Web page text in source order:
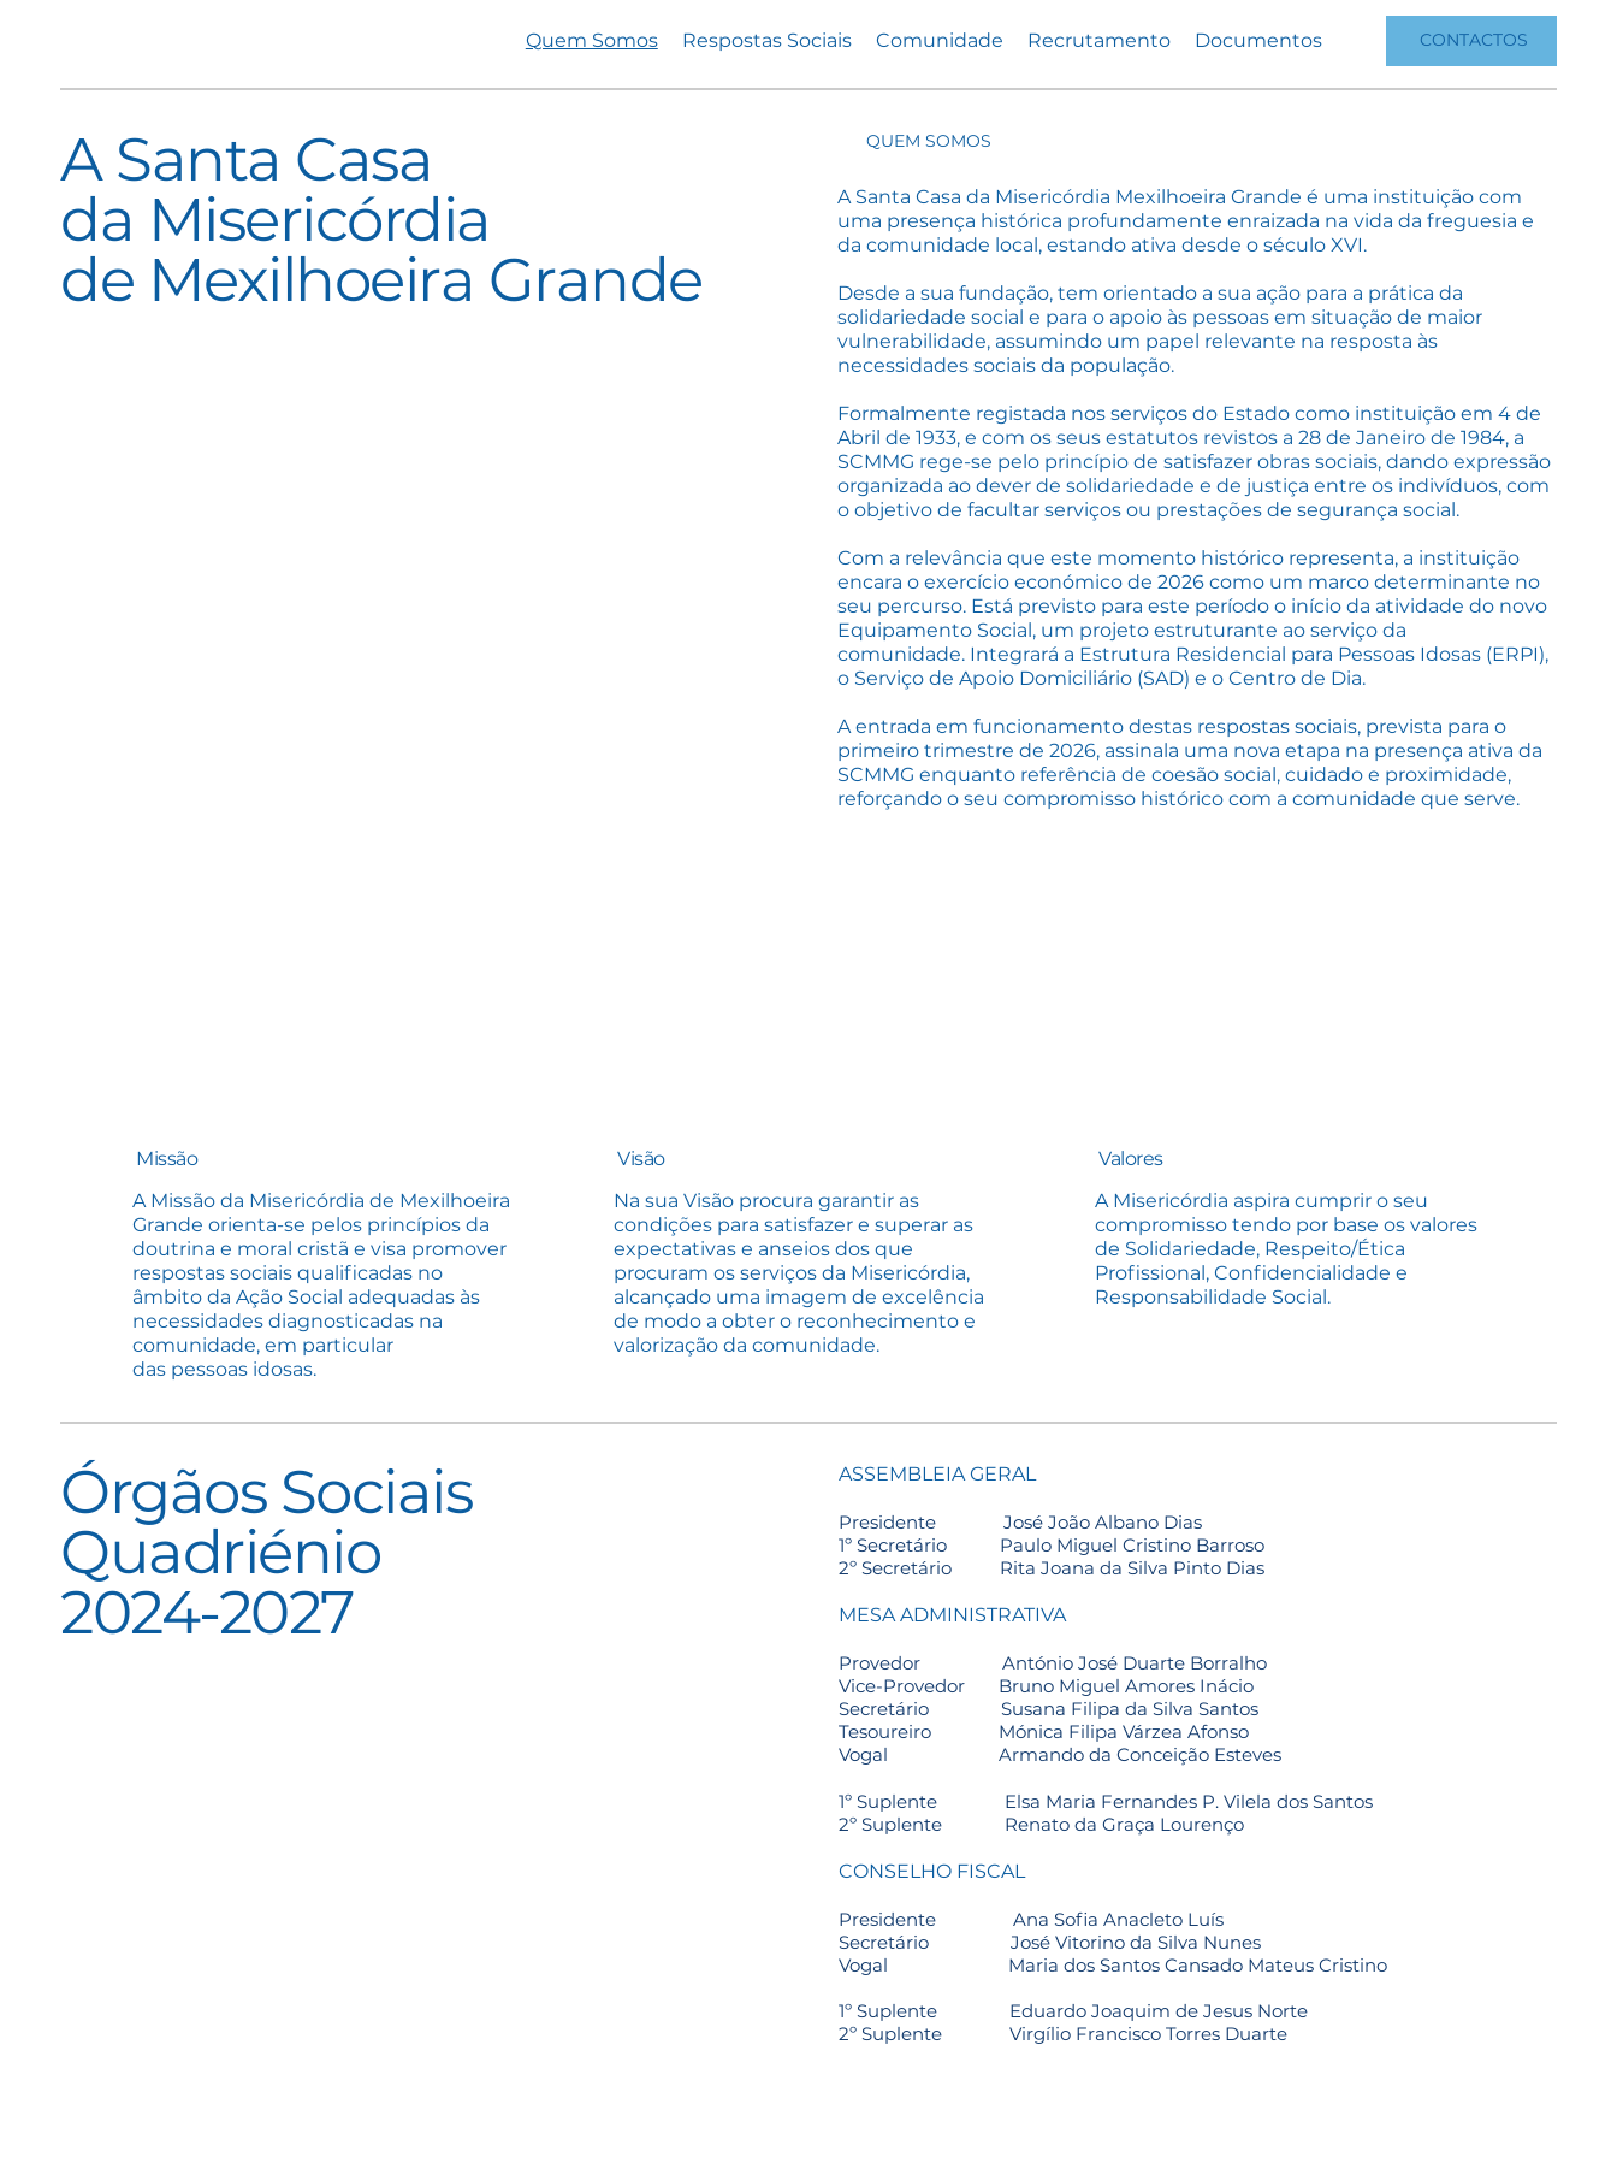
Quem Somos Respostas Sociais Comunidade Recrutamento Documentos CONTACTOS
A Santa Casa
da Misericórdia
de Mexilhoeira Grande
QUEM SOMOS
A Santa Casa da Misericórdia Mexilhoeira Grande é uma instituição com
uma presença histórica profundamente enraizada na vida da freguesia e
da comunidade local, estando ativa desde o século XVI.
Desde a sua fundação, tem orientado a sua ação para a prática da
solidariedade social e para o apoio às pessoas em situação de maior
vulnerabilidade, assumindo um papel relevante na resposta às
necessidades sociais da população.
Formalmente registada nos serviços do Estado como instituição em 4 de
Abril de 1933, e com os seus estatutos revistos a 28 de Janeiro de 1984, a
SCMMG rege-se pelo princípio de satisfazer obras sociais, dando expressão
organizada ao dever de solidariedade e de justiça entre os indivíduos, com
o objetivo de facultar serviços ou prestações de segurança social.
Com a relevância que este momento histórico representa, a instituição
encara o exercício económico de 2026 como um marco determinante no
seu percurso. Está previsto para este período o início da atividade do novo
Equipamento Social, um projeto estruturante ao serviço da
comunidade. Integrará a Estrutura Residencial para Pessoas Idosas (ERPI),
o Serviço de Apoio Domiciliário (SAD) e o Centro de Dia.
A entrada em funcionamento destas respostas sociais, prevista para o
primeiro trimestre de 2026, assinala uma nova etapa na presença ativa da
SCMMG enquanto referência de coesão social, cuidado e proximidade,
reforçando o seu compromisso histórico com a comunidade que serve.
Missão
A Missão da Misericórdia de Mexilhoeira
Grande orienta-se pelos princípios da
doutrina e moral cristã e visa promover
respostas sociais qualificadas no
âmbito da Ação Social adequadas às
necessidades diagnosticadas na
comunidade, em particular
das pessoas idosas.
Visão
Na sua Visão procura garantir as
condições para satisfazer e superar as
expectativas e anseios dos que
procuram os serviços da Misericórdia,
alcançado uma imagem de excelência
de modo a obter o reconhecimento e
valorização da comunidade.
Valores
A Misericórdia aspira cumprir o seu
compromisso tendo por base os valores
de Solidariedade, Respeito/Ética
Profissional, Confidencialidade e
Responsabilidade Social.
Órgãos Sociais
Quadriénio
2024-2027
ASSEMBLEIA GERAL
Presidente José João Albano Dias
1º Secretário Paulo Miguel Cristino Barroso
2º Secretário Rita Joana da Silva Pinto Dias
MESA ADMINISTRATIVA
Provedor António José Duarte Borralho
Vice-Provedor Bruno Miguel Amores Inácio
Secretário Susana Filipa da Silva Santos
Tesoureiro Mónica Filipa Várzea Afonso
Vogal Armando da Conceição Esteves
1º Suplente Elsa Maria Fernandes P. Vilela dos Santos
2º Suplente Renato da Graça Lourenço​
CONSELHO FISCAL
Presidente Ana Sofia Anacleto Luís
Secretário José Vitorino da Silva Nunes
Vogal Maria dos Santos Cansado Mateus Cristino
1º Suplente Eduardo Joaquim de Jesus Norte
2º Suplente Virgílio Francisco Torres Duarte